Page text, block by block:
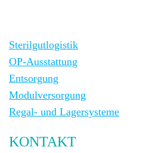
Sterilgutlogistik
OP-Ausstattung
Entsorgung
Modulversorgung
Regal- und Lagersysteme
KONTAKT